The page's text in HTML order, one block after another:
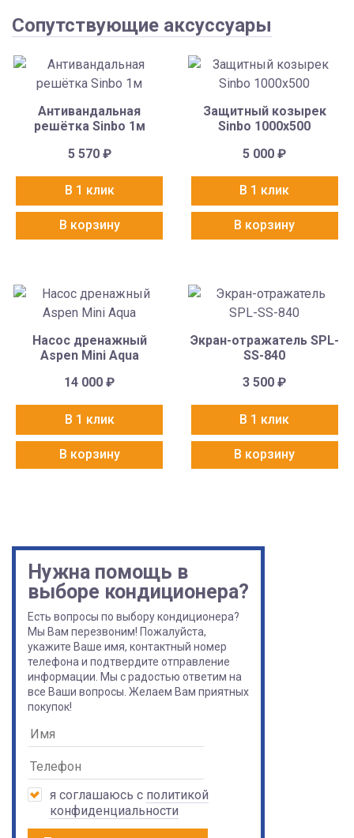
Сопутствующие аксуссуары
Антивандальная
решётка Sinbo 1м
5 570 ₽
В 1 клик
В корзину
Защитный козырек
Sinbo 1000х500
5 000₽
В 1 клик
В корзину
Насос дренажный
Aspen Mini Aqua
14 000₽
В 1 клик
В корзину
Экран-отражатель SPL-
SS-840
3 500₽
В 1 клик
В корзину
Нужна помощь в
выборе кондиционера?
Есть вопросы по выбору кондиционера?
Мы Вам перезвоним! Пожалуйста,
укажите Ваше имя, контактный номер
телефона и подтвердите отправление
информации. Мы с радостью ответим на
все Ваши вопросы. Желаем Вам приятных
покупок!
я соглашаюсь с политикой
конфиденциальности